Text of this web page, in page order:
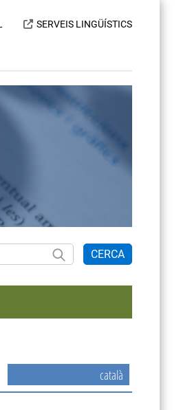
SERVEIS LINGÜÍSTICS
CERCA
català